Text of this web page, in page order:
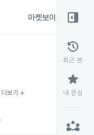
마켓보이스
보기 add
right_panel_open
history
최근 본
star
내 관심
partner_exchange